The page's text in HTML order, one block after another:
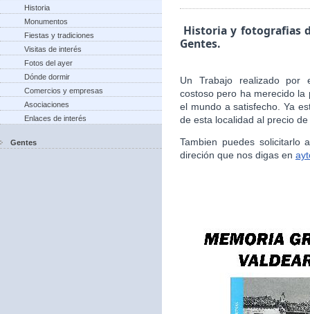
Historia
Monumentos
Fiestas y tradiciones
Visitas de interés
Fotos del ayer
Dónde dormir
Comercios y empresas
Asociaciones
Enlaces de interés
Gentes
Historia y fotografias
Gentes.
Un Trabajo realizado por
costoso pero ha merecido
el mundo a satisfecho. Ya
de esta localidad al precio
Tambien puedes
direción que nos digas en